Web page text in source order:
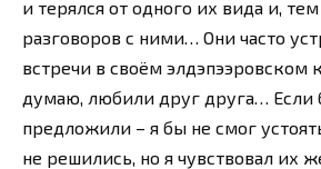
и терялся от одного их вида и,
разговоров с ними… Они часто
встречи в своём элдэпээровском
думаю, любили друг друга… Если
предложили – я бы не смог
не решились, но я чувствовал их